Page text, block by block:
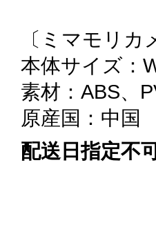
〔ミマモリカ
本体サイズ：
素材：ABS、
原産国：中国
配送日指定不